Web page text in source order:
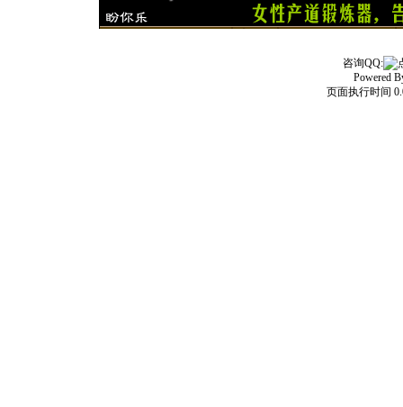
咨询QQ:
Powered
页面执行时间